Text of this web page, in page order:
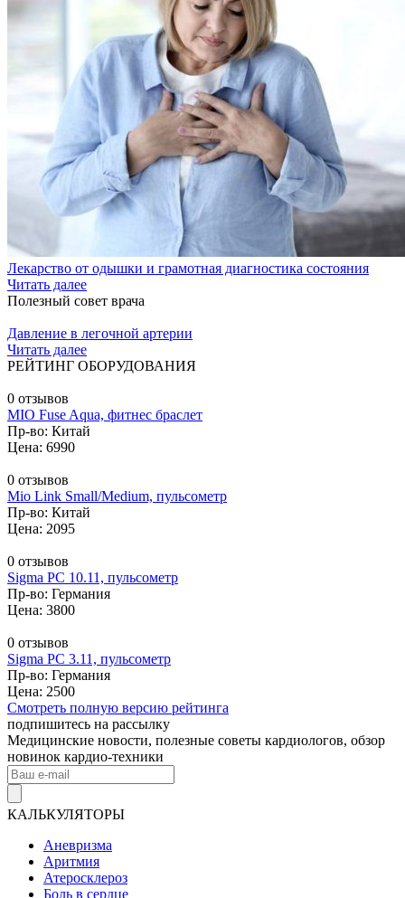
Лекарство от одышки и грамотная диагностика состояния
Читать далее
Полезный совет врача
Давление в легочной артерии
Читать далее
РЕЙТИНГ ОБОРУДОВАНИЯ
0 отзывов
MIO Fuse Aqua, фитнес браслет
Пр-во: Китай
Цена: 6990
0 отзывов
Mio Link Small/Medium, пульсометр
Пр-во: Китай
Цена: 2095
0 отзывов
Sigma PC 10.11, пульсометр
Пр-во: Германия
Цена: 3800
0 отзывов
Sigma PC 3.11, пульсометр
Пр-во: Германия
Цена: 2500
Смотреть полную версию рейтинга
подпишитесь на рассылку
Медицинские новости, полезные советы кардиологов, обзор
новинок кардио-техники
КАЛЬКУЛЯТОРЫ
Аневризма
Аритмия
Атеросклероз
Боль в сердце